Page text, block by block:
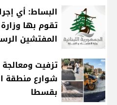
البساط: أي
تقوم بها
المفتشين
تزفيت
شوارع منطقة
بقسطا